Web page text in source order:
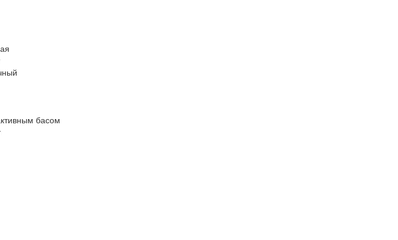
басом